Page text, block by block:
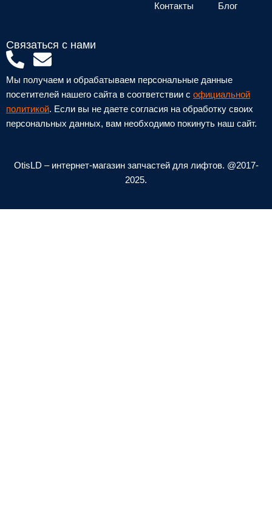
Контакты Блог
Связаться с нами
P
h
o
n
e
a
t
E
n
v
e
l
p
Мы получаем и обрабатываем персональные данные
посетителей нашего сайта в соответствии с официальной
политикой. Если вы не даете согласия на обработку своих
персональных данных, вам необходимо покинуть наш сайт.
OtisLD – интернет-магазин запчастей для лифтов. @2017-
2025.